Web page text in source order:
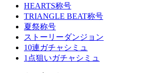
HEARTS称号
TRIANGLE BEAT称号
夏祭称号
ストーリーダンジョン
10連ガチャシミュ
1点狙いガチャシミュ